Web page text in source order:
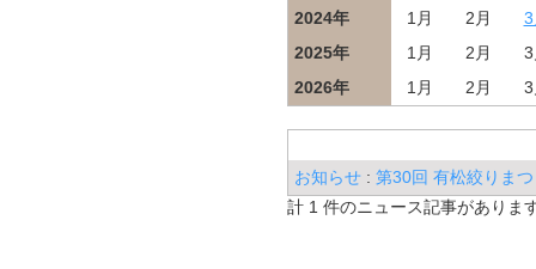
2024年
1月 2月
3
2025年
1月 2月
3
2026年
1月 2月 3
お知らせ : 第30回 有松絞りま
計 1 件のニュース記事がありま